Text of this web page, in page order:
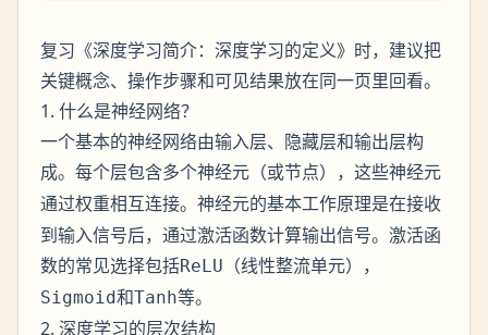
复习《深度学习简介：深度学习的定义》时，建议把
关键概念、操作步骤和可见结果放在同一页里回看。
1. 什么是神经网络？
一个基本的神经网络由输入层、隐藏层和输出层构
成。每个层包含多个神经元 （或节点），这些神经元
通过权重相互连接。 神经元的基本工作原理是在接收
到输入信号后，通过激活函数计算输出信号。激活函
数的常见选择包括ReLU （线性整流单元），
Sigmoid和Tanh等。
2. 深度学习的层次结构